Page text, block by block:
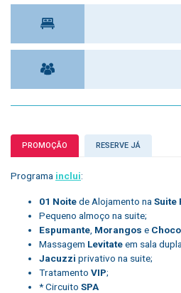
PROMOÇÃO RESERVE JÁ
Programa inclui:
01 Noitede Alojamento na Suite
Pequeno almoço na suite;
Espumante Morangos e
Massagem Levitateem sala
Jacuzzi privativo na suite;
Tratamento VIP;
* Circuito SPA